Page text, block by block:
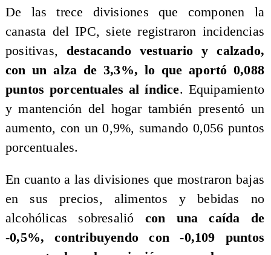
De las trece divisiones que componen la
canasta del IPC, siete registraron incidencias
positivas, destacando vestuario y calzado,
con un alza de 3,3%, lo que aportó 0,088
puntos porcentuales al índice. Equipamiento
y mantención del hogar también presentó un
aumento, con un 0,9%, sumando 0,056 puntos
porcentuales.
En cuanto a las divisiones que mostraron bajas
en sus precios, alimentos y bebidas no
alcohólicas sobresalió con una caída de
-0,5%, contribuyendo con -0,109 puntos